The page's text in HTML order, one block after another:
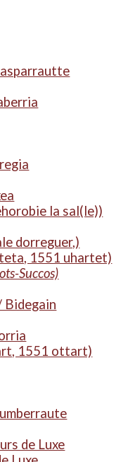
regia
la sal(le))
dorreguer,)
1551 uhartet)
Succos)
Bidegain
1551 ottart)
de Luxe